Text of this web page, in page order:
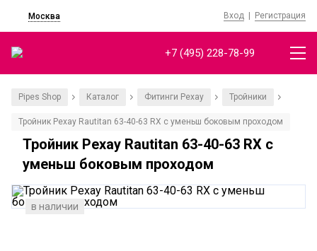
Москва Вход | Регистрация
+7 (495) 228-78-99
Pipes Shop / Каталог / Фитинги Рехау / Тройники /
Тройник Рехау Rautitan 63-40-63 RX с уменьш боковым проходом
Тройник Рехау Rautitan 63-40-63 RX с
уменьш боковым проходом
в наличии